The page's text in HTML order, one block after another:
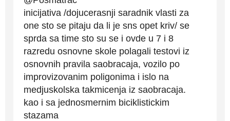
inicijativa /dojucerasnji saradnik vlasti za
one sto se pitaju da li je sns opet kriv/ se
sprda sa time sto su se i ovde u 7 i 8
razredu osnovne skole polagali testovi iz
osnovnih pravila saobracaja, vozilo po
improvizovanim poligonima i islo na
medjuskolska takmicenja iz saobracaja.
kao i sa jednosmernim biciklistickim
stazama